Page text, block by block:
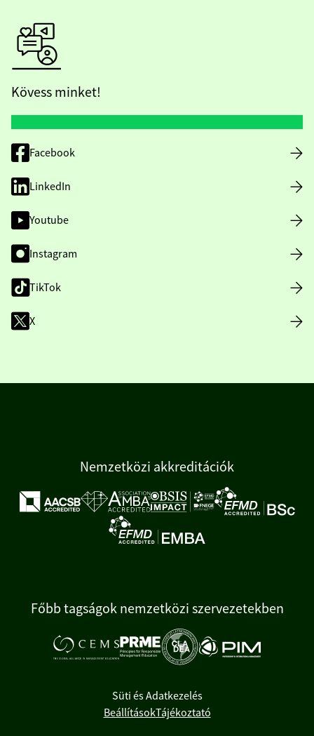
Kövess minket!
Facebook
LinkedIn
Youtube
Instagram
TikTok
X
Nemzetközi akkreditációk
Főbb tagságok nemzetközi szervezetekben
Süti és Adatkezelés
BeállításokTájékoztató